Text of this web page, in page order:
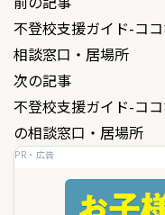
稿
ナ
ビ
ゲ
不登校支援ガイド-コ
相談窓口・居場所
次の記事
不登校支援ガイド-コ
の相談窓口・居場所
PR・広告